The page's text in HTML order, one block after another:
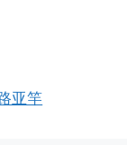
亚竿